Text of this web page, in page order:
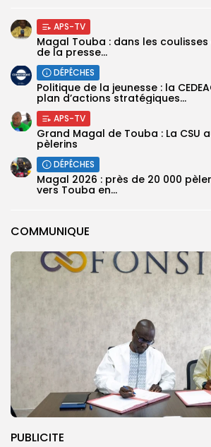
COMMUNIQUE
PUBLICITE
APS-TV
Magal Touba : dans les
de la presse...
DÉPÊCHES
Politique de la jeunesse : la
plan d’actions stratégiques...
APS-TV
Grand Magal de Touba : La CSU
pèlerins
DÉPÊCHES
Magal 2026 : près de 20 000
vers Touba en...